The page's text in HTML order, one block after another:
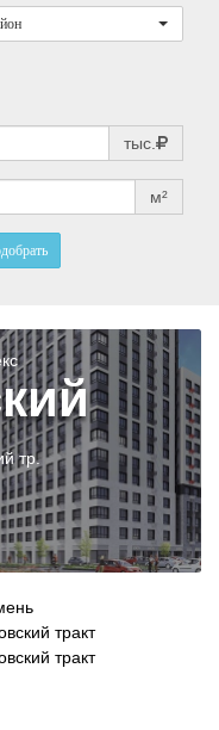
тыс.
м²
тр.
тракт
тракт